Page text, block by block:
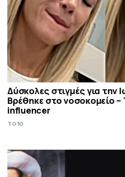
Δύσκολες στιγμές για την
Βρέθηκε στο νοσοκομείο –
influencer
TO10